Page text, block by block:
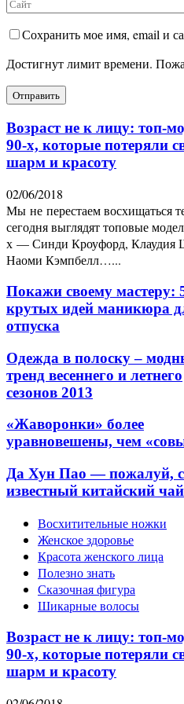
Сохранить мое имя, email и
Достигнут лимит времени.
Возраст не к лицу: топ-
90-х, которые потеряли
шарм и красоту
02/06/2018
Мы не перестаем восхищаться
сегодня выглядят топовые
х — Синди Кроуфорд, Клаудия
Наоми Кэмпбелл…...
Покажи своему мастеру:
крутых идей маникюра
отпуска
Одежда в полоску –
тренд весеннего и летнего
сезонов 2013
«Жаворонки» более
уравновешены, чем
Да Хун Пао — пожалуй,
известный китайский чай
Восхитительные ножки
Женское здоровье
Красота женского лица
Полезно знать
Сказочная фигура
Шикарные волосы
Возраст не к лицу: топ-
90-х, которые потеряли
шарм и красоту